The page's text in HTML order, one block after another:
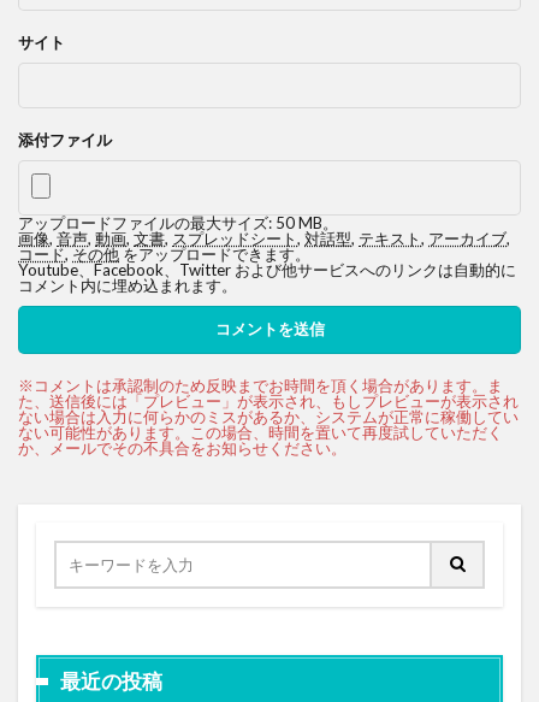
サイト
添付ファイル
アップロードファイルの最大サイズ: 50 MB。
画像, 音声, 動画, 文書, スプレッドシート, 対話型, テキスト, アーカイブ,
コード,その他をアップロードできます。
Youtube、Facebook、Twitter および他サービスへのリンクは自動的に
コメント内に埋め込まれます。
最近の投稿